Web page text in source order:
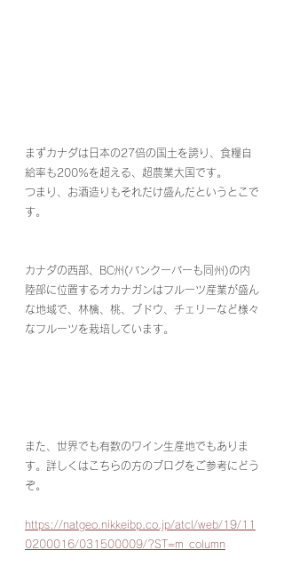
まずカナダは日本の27倍の国土を誇り、食糧自
給率も200%を超える、超農業大国です。
つまり、お酒造りもそれだけ盛んだというとこで
す。
カナダの西部、BC州(バンクーバーも同州)の内
陸部に位置するオカナガンはフルーツ産業が盛ん
な地域で、林檎、桃、ブドウ、チェリーなど様々
なフルーツを栽培しています。
また、世界でも有数のワイン生産地でもありま
す。詳しくはこちらの方のブログをご参考にどう
ぞ。
https://natgeo.nikkeibp.co.jp/atcl/web/19/11
0200016/031500009/?ST=m_column